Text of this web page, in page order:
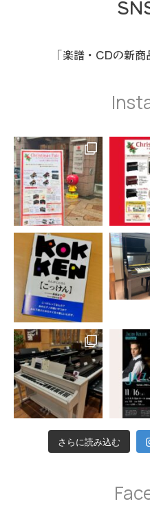
「楽譜・CDの新
さらに読み込む